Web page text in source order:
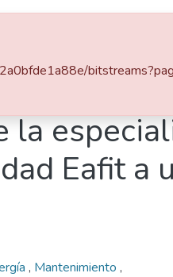
la
Eafit a
, Mantenimiento ,